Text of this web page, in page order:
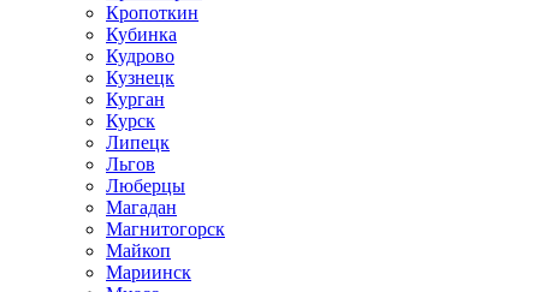
Кропоткин
Кубинка
Кудрово
Кузнецк
Курган
Курск
Липецк
Льгов
Люберцы
Магадан
Магнитогорск
Майкоп
Мариинск